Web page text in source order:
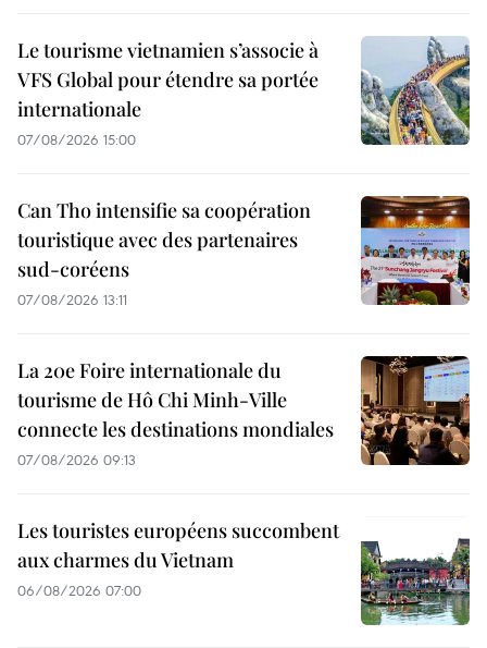
Le tourisme vietnamien s’associe à
VFS Global pour étendre sa portée
internationale
07/08/2026 15:00
Can Tho intensifie sa coopération
touristique avec des partenaires
sud-coréens
07/08/2026 13:11
La 20e Foire internationale du
tourisme de Hô Chi Minh-Ville
connecte les destinations mondiales
07/08/2026 09:13
Les touristes européens succombent
aux charmes du Vietnam
06/08/2026 07:00